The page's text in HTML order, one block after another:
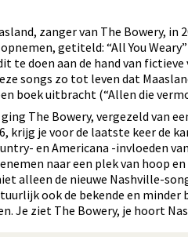
zanger van The Bowery, in
getiteld: “All You
te doen aan de hand van
songs zo tot leven dat
boek uitbracht (“Allen die
ging The Bowery, vergezeld van
krijg je voor de laatste keer de
en Americana -invloeden
naar een plek van hoop
alleen de nieuwe Nashville-
ook de bekende en minder
Je ziet The Bowery, je hoort